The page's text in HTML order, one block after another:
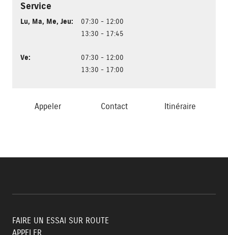
Service
Lu, Ma, Me, Jeu:
07:30 - 12:00
13:30 - 17:45
Ve:
07:30 - 12:00
13:30 - 17:00
Appeler Contact Itinéraire
FAIRE UN ESSAI SUR ROUTE
APPELER